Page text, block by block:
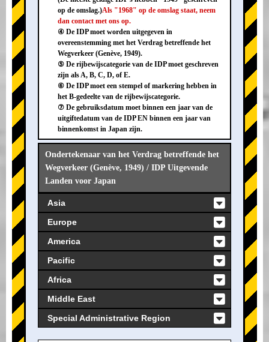
op de omslag.)Als "1968" op de omslag staat, neem
dan contact met ons op.
④ De IDP moet worden uitgegeven in
overeenstemming met het Verdrag betreffende het
Wegverkeer (Genève, 1949).
⑤ De rijbewijscategorie van de IDP moet geschreven
zijn als A, B, C, D, of E.
⑥ De IDP moet een stempel of markering hebben in
het B-gedeelte van de rijbewijscategorie.
⑦ De gebruiksdatum moet binnen een jaar van de
uitgiftedatum van de IDP EN binnen een jaar van
binnenkomst in Japan zijn.
Ondertekenaar van het Verdrag betreffende het
Wegverkeer (Genève, 1949) / IDP Uitgevende
Landen voor Japan
Asia
Europe
America
Pacific
Africa
Middle East
Special Administrative Region